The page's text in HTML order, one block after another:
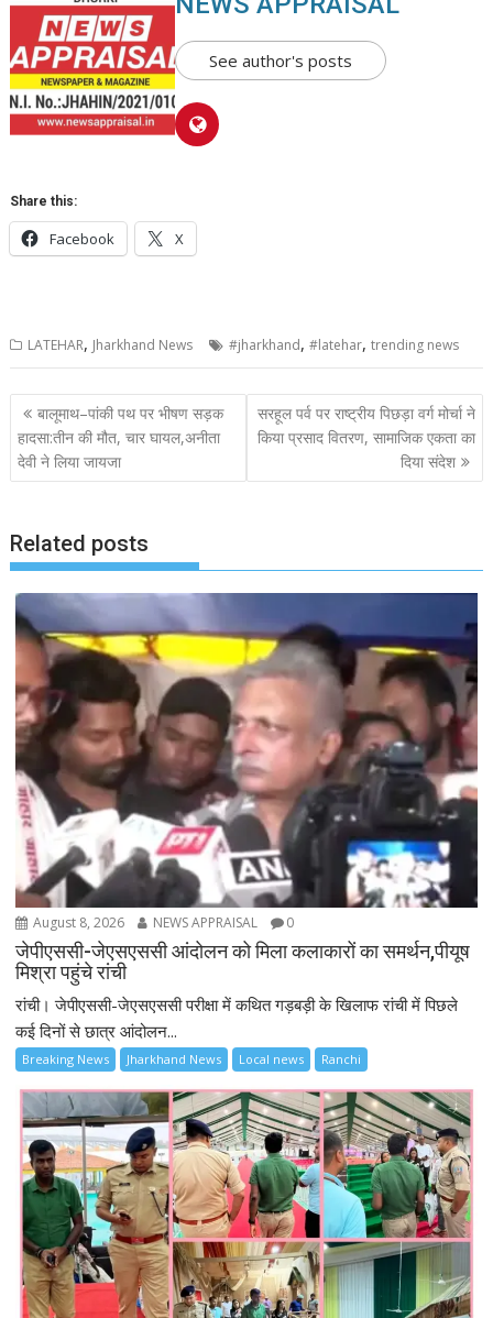
See author's posts
Share this:
Facebook X
LATEHAR, Jharkhand News #jharkhand,#latehar,trending news
Post
navigation
बालूमाथ–पांकी पथ पर भीषण सड़क
हादसा:तीन की मौत, चार घायल,अनीता
देवी ने लिया जायजा
सरहूल पर्व पर राष्ट्रीय पिछड़ा वर्ग मोर्चा ने
किया प्रसाद वितरण, सामाजिक एकता का
दिया संदेश
Related posts
August 8, 2026 NEWS APPRAISAL 0
जेपीएससी-जेएसएससी आंदोलन को मिला कलाकारों का समर्थन,पीयूष
मिश्रा पहुंचे रांची
रांची। जेपीएससी-जेएसएससी परीक्षा में कथित गड़बड़ी के खिलाफ रांची में पिछले
कई दिनों से छात्र आंदोलन...
Breaking News Jharkhand News Local news Ranchi